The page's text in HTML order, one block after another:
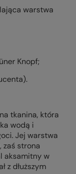
warstwa
Knopf;
tkanina, która
wodą i
Jej warstwa
zaś strona
aksamitny w
z dłuższym